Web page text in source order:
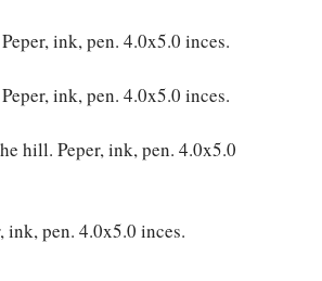
ink, pen. 4.0x5.0 inces.
ink, pen. 4.0x5.0 inces.
hill. Peper, ink, pen. 4.0x5.0
pen. 4.0x5.0 inces.